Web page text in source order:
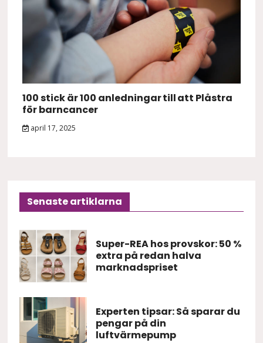
100 stick är 100 anledningar till att Plåstra
för barncancer
april 17, 2025
Senaste artiklarna
Super-REA hos provskor: 50 %
extra på redan halva
marknadspriset
Experten tipsar: Så sparar du
pengar på din
luftvärmepump